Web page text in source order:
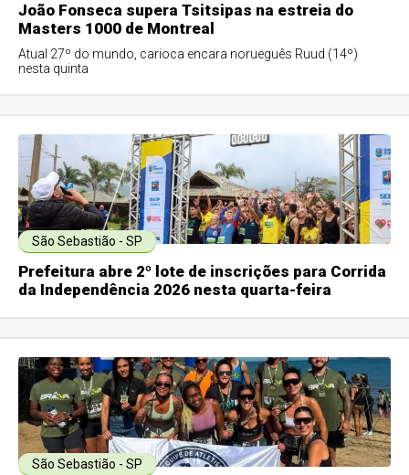
João Fonseca supera Tsitsipas na estreia do
Masters 1000 de Montreal
Atual 27º do mundo, carioca encara norueguês Ruud (14º)
nesta quinta
São Sebastião - SP
Prefeitura abre 2º lote de inscrições para Corrida
da Independência 2026 nesta quarta-feira
São Sebastião - SP